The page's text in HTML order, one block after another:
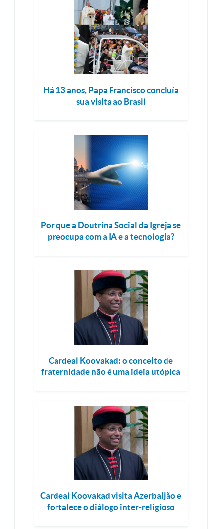
Há 13 anos, Papa Francisco concluía
sua visita ao Brasil
Por que a Doutrina Social da Igreja se
preocupa com a IA e a tecnologia?
Cardeal Koovakad: o conceito de
fraternidade não é uma ideia utópica
Cardeal Koovakad visita Azerbaijão e
fortalece o diálogo inter-religioso